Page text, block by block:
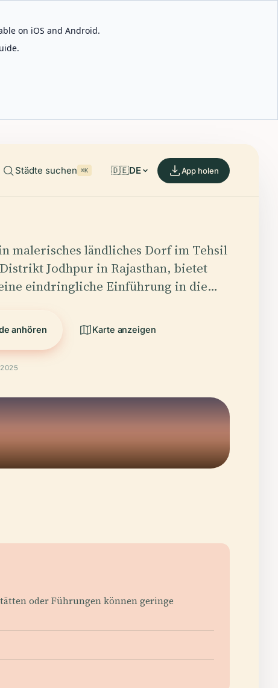
on iOS and Android.
Städte suchen ⌘K 🇩🇪DE App holen
malerisches ländliches Dorf im Tehsil
Jodhpur in Rajasthan, bietet
eindringliche Einführung in die…
anhören Karte anzeigen
oder Führungen können geringe